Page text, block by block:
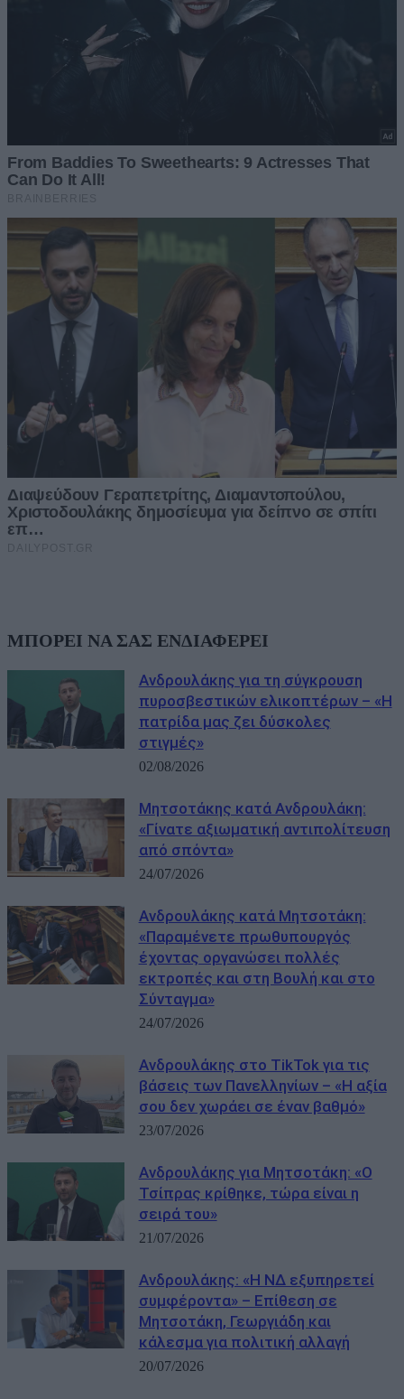
ΜΠΟΡΕΙ ΝΑ ΣΑΣ ΕΝΔΙΑΦΕΡΕΙ
Ανδρουλάκης για τη σύγκρουση
πυροσβεστικών ελικοπτέρων – «Η
πατρίδα μας ζει δύσκολες
στιγμές»
02/08/2026
Μητσοτάκης κατά Ανδρουλάκη:
«Γίνατε αξιωματική αντιπολίτευση
από σπόντα»
24/07/2026
Ανδρουλάκης κατά Μητσοτάκη:
«Παραμένετε πρωθυπουργός
έχοντας οργανώσει πολλές
εκτροπές και στη Βουλή και στο
Σύνταγμα»
24/07/2026
Ανδρουλάκης στο TikTok για τις
βάσεις των Πανελληνίων – «Η αξία
σου δεν χωράει σε έναν βαθμό»
23/07/2026
Ανδρουλάκης για Μητσοτάκη: «Ο
Τσίπρας κρίθηκε, τώρα είναι η
σειρά του»
21/07/2026
Ανδρουλάκης: «Η ΝΔ εξυπηρετεί
συμφέροντα» – Επίθεση σε
Μητσοτάκη, Γεωργιάδη και
κάλεσμα για πολιτική αλλαγή
20/07/2026